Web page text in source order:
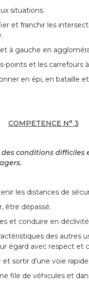
situations.
et franchir les
à gauche en
points et les carrefours
en épi, en bataille
COMPETENCE N° 3
des conditions
les distances de
être dépassé.
et conduire en
des autres
égard avec respect et
et sortir d'une voie rapide.
file de véhicules et